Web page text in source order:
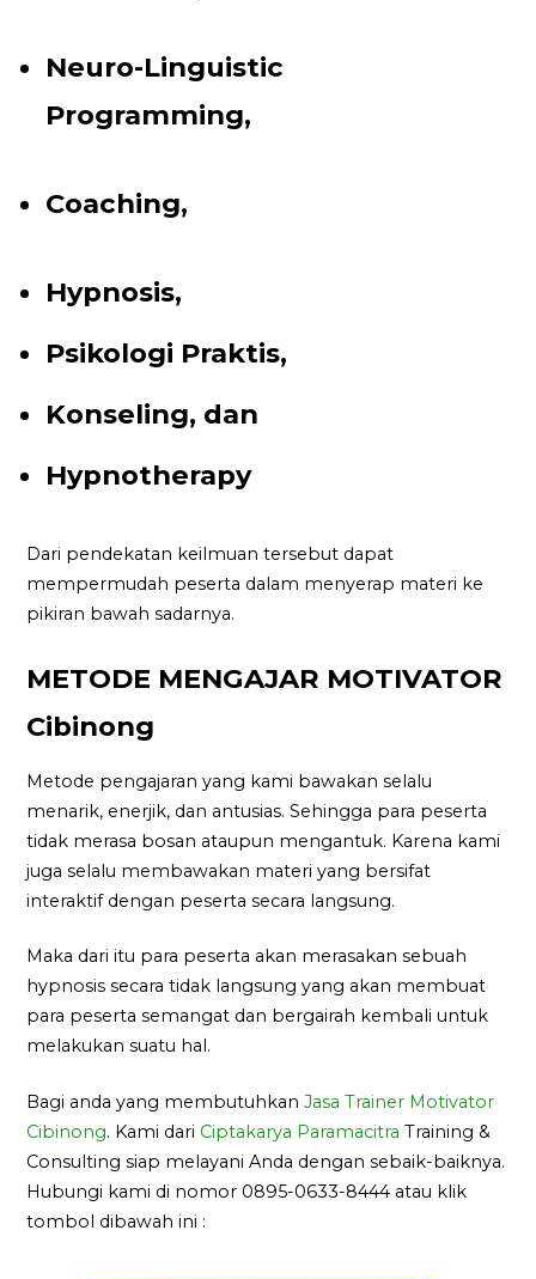
Neuro-Linguistic
Programming,
Coaching,
Hypnosis,
Psikologi Praktis,
Konseling, dan
Hypnotherapy
Dari pendekatan keilmuan tersebut dapat
mempermudah peserta dalam menyerap materi ke
pikiran bawah sadarnya.
METODE MENGAJAR MOTIVATOR
Cibinong
Metode pengajaran yang kami bawakan selalu
menarik, enerjik, dan antusias. Sehingga para peserta
tidak merasa bosan ataupun mengantuk. Karena kami
juga selalu membawakan materi yang bersifat
interaktif dengan peserta secara langsung.
Maka dari itu para peserta akan merasakan sebuah
hypnosis secara tidak langsung yang akan membuat
para peserta semangat dan bergairah kembali untuk
melakukan suatu hal.
Bagi anda yang membutuhkanJasa Trainer Motivator
Cibinong. Kami dari Ciptakarya Paramacitra Training &
Consulting siap melayani Anda dengan sebaik-baiknya.
Hubungi kami di nomor 0895-0633-8444 atau klik
tombol dibawah ini :